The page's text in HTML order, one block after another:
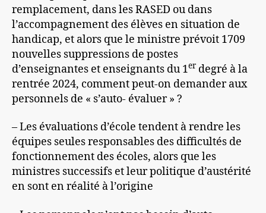
remplacement, dans les RASED ou dans
l’accompagnement des élèves en situation de
handicap, et alors que le ministre prévoit 1709
nouvelles suppressions de postes
d’enseignantes et enseignants du 1er degré à la
rentrée 2024, comment peut-on demander aux
personnels de « s’auto- évaluer » ?
– Les évaluations d’école tendent à rendre les
équipes seules responsables des difficultés de
fonctionnement des écoles, alors que les
ministres successifs et leur politique d’austérité
en sont en réalité à l’origine